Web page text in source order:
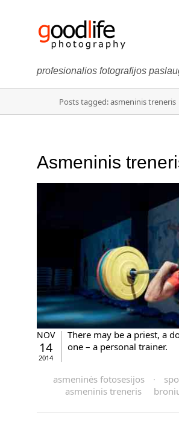
profesionalios fotografijos
Posts tagged: asmeninis treneris
Asmeninis
NOV
14
2014
There may be a priest, a
one – a personal trainer.
asmeninės fotosesijos ·
asmeninis treneris